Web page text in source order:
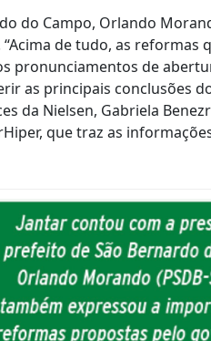
do Campo, Orlando
de tudo, as reformas
pronunciamentos de
as principais conclusões
da Nielsen, Gabriela
que traz as